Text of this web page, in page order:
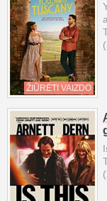
ŽIŪRĖTI VAIZDO